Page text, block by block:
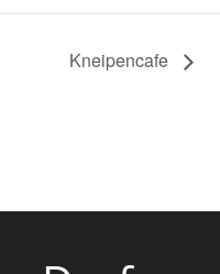
Kneipencafe